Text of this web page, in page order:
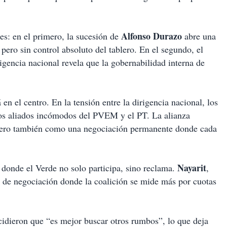
en el primero, la sucesión de Alfonso Durazo abre una
sin control absoluto del tablero. En el segundo, el
nacional revela que la gobernabilidad interna de
el centro. En la tensión entre la dirigencia nacional, los
aliados incómodos del PVEM y el PT. La alianza
también como una negociación permanente donde cada
el Verde no solo participa, sino reclama. Nayarit,
negociación donde la coalición se mide más por cuotas
que “es mejor buscar otros rumbos”, lo que deja